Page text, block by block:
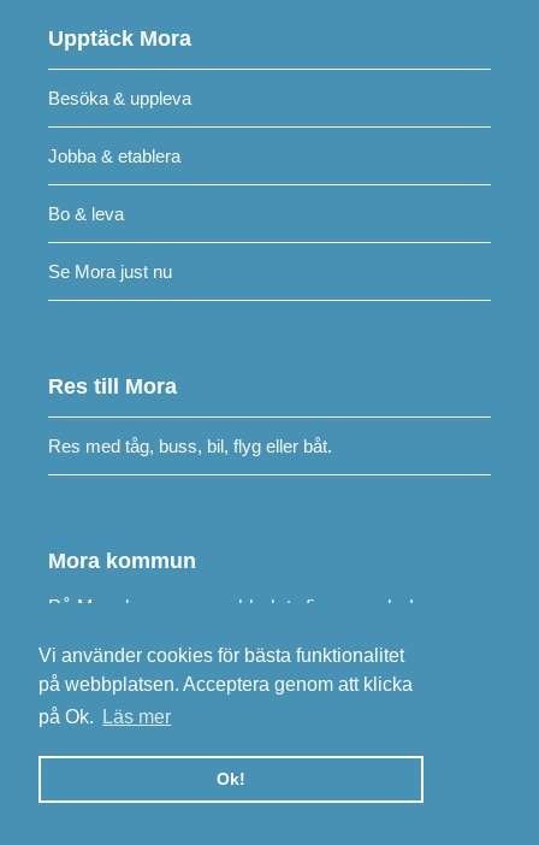
Vi använder cookies för bästa funktionalitet
på webbplatsen. Acceptera genom att klicka
på Ok.
Läs mer
Ok!
Upptäck Mora
Besöka & uppleva
Jobba & etablera
Bo & leva
Se Mora just nu
Res till Mora
Res med tåg, buss, bil, flyg eller båt.
Mora kommun
På Mora kommuns webbplats
finns samlad
Besökmorakommun.se